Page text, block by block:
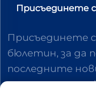
Присъединете
Присъединете
бюлетин, за да
последните
индустрията,